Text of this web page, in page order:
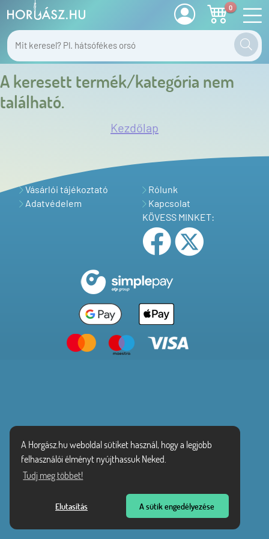
A Horgász.hu weboldal sütiket használ, hogy a legjobb
felhasználói élményt nyújthassuk Neked.
Tudj meg többet!
Elutasítás A sütik engedélyezése
0
A keresett termék/kategória nem
található.
Kezdőlap
Vásárlói tájékoztató
Adatvédelem
Rólunk
Kapcsolat
KÖVESS MINKET: